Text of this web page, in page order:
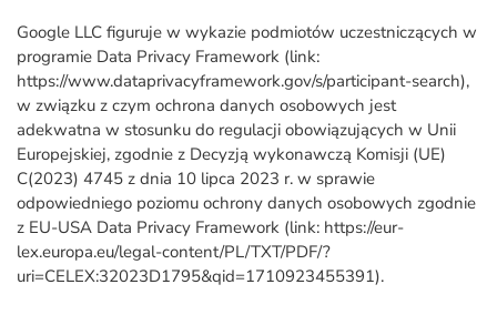
Google LLC figuruje w wykazie podmiotów uczestniczących w
programie Data Privacy Framework (link:
https://www.dataprivacyframework.gov/s/participant-search),
w związku z czym ochrona danych osobowych jest
adekwatna w stosunku do regulacji obowiązujących w Unii
Europejskiej, zgodnie z Decyzją wykonawczą Komisji (UE)
C(2023) 4745 z dnia 10 lipca 2023 r. w sprawie
odpowiedniego poziomu ochrony danych osobowych zgodnie
z EU-USA Data Privacy Framework (link: https://eur-
lex.europa.eu/legal-content/PL/TXT/PDF/?
uri=CELEX:32023D1795&qid=1710923455391).